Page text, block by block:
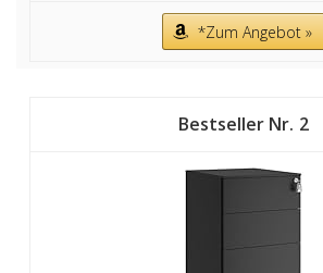
*Zum Angebot »
2